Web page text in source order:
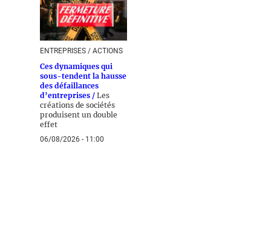
ENTREPRISES / ACTIONS
Ces dynamiques qui
sous-tendent la hausse
des défaillances
d’entreprises / Les
créations de sociétés
produisent un double
effet
06/08/2026 - 11:00